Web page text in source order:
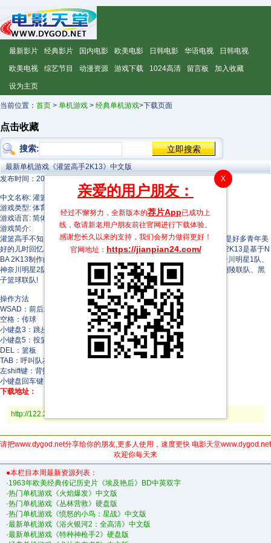
最新影片 经典影片 国内电影 欧美电影 日韩电影 华语电视 日韩电视
欧美电视 综艺节目 动漫资源 游戏下载 1024高清 留言板 加入收藏
设为主页
当前位置： 首页 > 单机游戏 > 经典单机游戏>下载页面
点击收藏
搜索:
X
亲爱的用户朋友：
经过不懈努力，全新版本的荐片App已成功上
线，敬请新老用户朋友前往官网进行下载体验。
感谢您长久以来的支持，我们会努力做得更好！
官网地址： https://jianpian24.com/
最新单机游戏《灌篮高手2K13》中文版
发布时间：2013-08-15 11:57:51
中文名称: 灌篮高手2K13中文版
游戏类型: 体育竞速
游戏语言: 简体中文
游戏简介:
灌篮高手不知是多少篮球爱好者的启蒙老师，就算不是篮球爱好者，也是好多青年美
好的儿时回忆。如今，我们可以在游戏中缅怀逝去的童年了。灌篮高手2K13是基于N
BA 2K13制作的， 在这30支球队的基础上还增加了7支球队,分别是:神奈川明星1队、
神奈川明星2队、全国明星队、练习赛湘北&陵南、动画版特别客串队:翔陵联队、黑
子篮球联队!
操作方法
WSAD：前后左右
空格：传球
小键盘3：跳步
小键盘5：投篮/抢断
DEL：篮板
TAB：呼叫队友包夹
左shift键：背打
小键盘回车键：加速
下载地址：
http://122.225.100.184:3013/灌篮高手2K13中文版.rar
请把www.dygod.net分享给你的朋友,更多人使用，速度更快 电影天堂www.dygod.net
欢迎你每天来
●本栏目本周最新资源列表：
·1963年欧美经典传记历史片《埃及艳后》BD中英双字
·热门单机游戏《火焰爆发》中文版
·热门单机游戏《丛林营救》硬盘版
·热门单机游戏《愤怒的小鸟：星战》中文版
·最新单机游戏《浴火银河2：全高清》中文版
·最新单机游戏《特种神枪手2》硬盘版